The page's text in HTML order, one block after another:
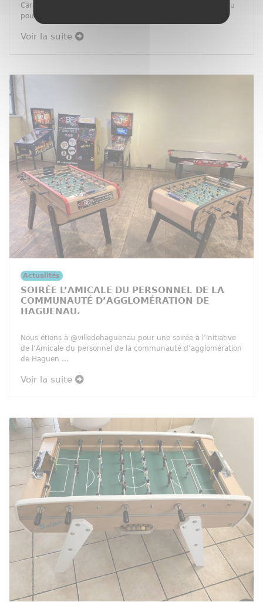
Caraïbe Outdoor, vous l’aurez compris c’est un billard conçu
pour être utilis&e ...
Voir la suite
Actualités
SOIRÉE L’AMICALE DU PERSONNEL DE LA
COMMUNAUTÉ D’AGGLOMÉRATION DE
HAGUENAU.
Nous étions à @villedehaguenau pour une soirée à l’initiative
de l’Amicale du personnel de la communauté d’agglomération
de Haguen ...
Voir la suite